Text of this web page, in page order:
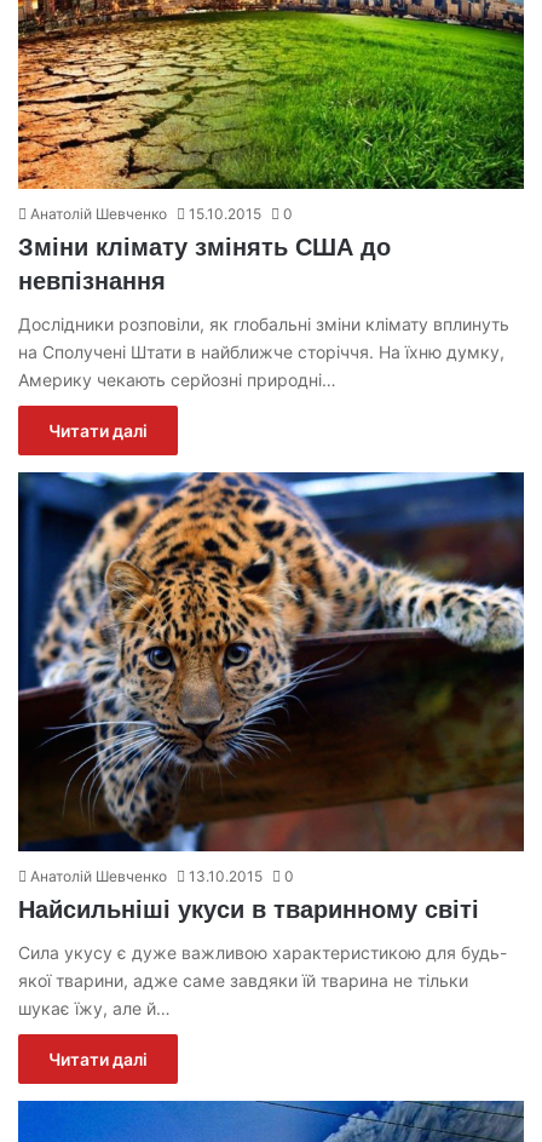
Анатолій Шевченко 15.10.2015 0
Зміни клімату змінять США до
невпізнання
Дослідники розповіли, як глобальні зміни клімату вплинуть
на Сполучені Штати в найближче сторіччя. На їхню думку,
Америку чекають серйозні природні…
Читати далі
Анатолій Шевченко 13.10.2015 0
Найсильніші укуси в тваринному світі
Сила укусу є дуже важливою характеристикою для будь-
якої тварини, адже саме завдяки їй тварина не тільки
шукає їжу, але й…
Читати далі